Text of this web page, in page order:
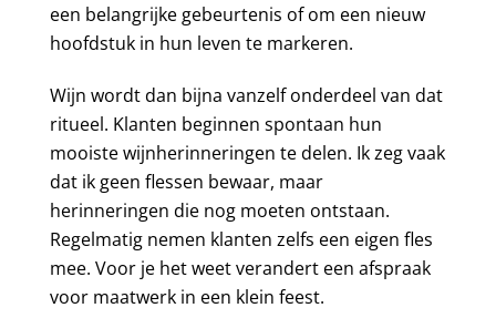
een belangrijke gebeurtenis of om een nieuw
hoofdstuk in hun leven te markeren.
Wijn wordt dan bijna vanzelf onderdeel van dat
ritueel. Klanten beginnen spontaan hun
mooiste wijnherinneringen te delen. Ik zeg vaak
dat ik geen flessen bewaar, maar
herinneringen die nog moeten ontstaan.
Regelmatig nemen klanten zelfs een eigen fles
mee. Voor je het weet verandert een afspraak
voor maatwerk in een klein feest.